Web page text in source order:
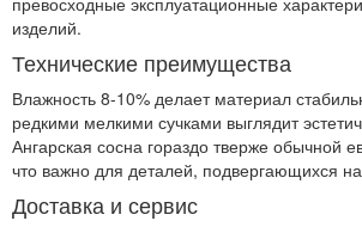
изделий.
Технические преимущества
Влажность 8-10% делает материал
редкими мелкими сучками выглядит
Ангарская сосна гораздо тверже обычной
что важно для деталей, подвергающихся
Доставка и сервис